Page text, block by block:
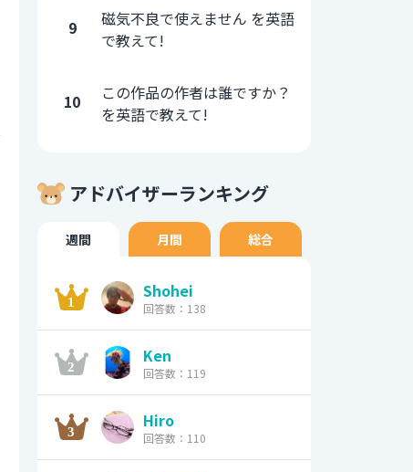
9
磁気不良で使えません を英語
で教えて!
10
この作品の作者は誰ですか？
を英語で教えて!
アドバイザーランキング
週間 月間 総合
Shohei
回答数：138
Ken
回答数：119
Hiro
回答数：110